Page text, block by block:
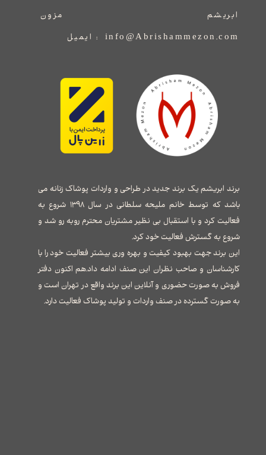
برند ابریشم یک برند جدید در طراحی و واردات پوشاک زنانه می
باشد که توسط خانم ملیحه سلطانی در سال ۱۳۹۸ شروع به
فعالیت کرد و با استقبال بی نظیر مشتریان محترم روبه رو شد و
شروع به گسترش فعالیت خود کرد.
این برند جهت بهبود کیفیت و بهره وری بیشتر فعالیت خود را با
کارشناسان و صاحب نظران این صنف ادامه داد.هم اکنون دفتر
فروش به صورت حضوری و آنلاین این برند واقع در تهران است و
به صورت گسترده در صنف واردات و تولید پوشاک فعالیت دارد.
ابریشم مزون
info@Abrishammezon.com : ایمیل